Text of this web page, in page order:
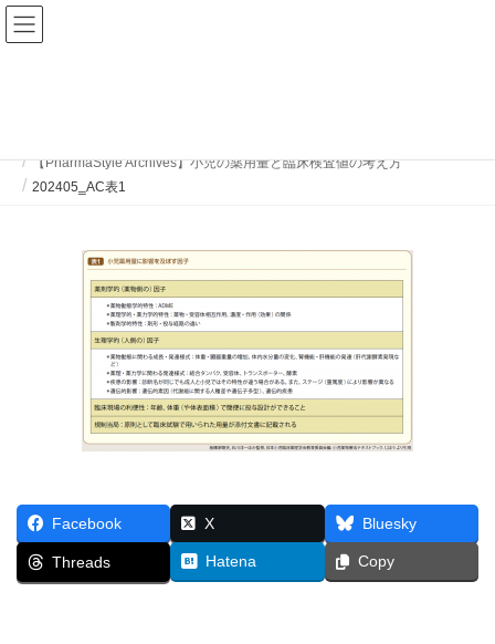
【PharmaStyle Archives】小児の薬用量と臨床検査値の考え方
202405‗AC表1
Facebook X Bluesky
Threads Hatena Copy